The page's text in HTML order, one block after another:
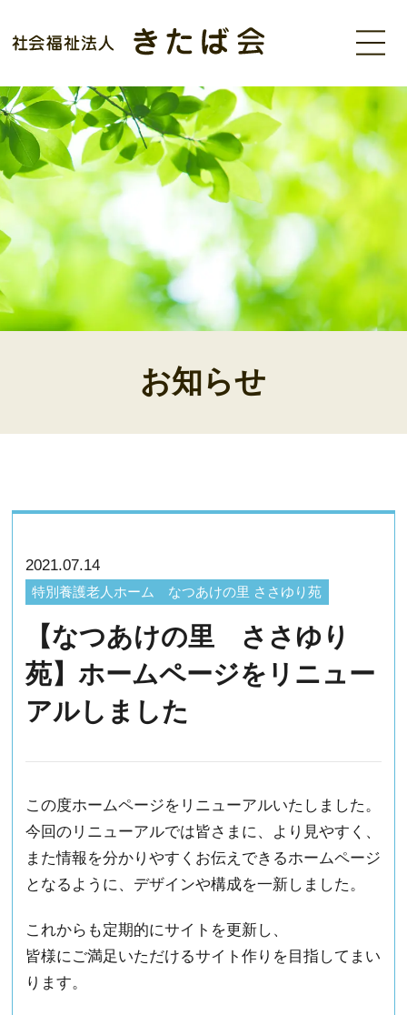
MENU
お知らせ
2021.07.14
特別養護老人ホーム なつあけの里 ささゆり苑
【なつあけの里 ささゆり
苑】ホームページをリニュー
アルしました
この度ホームページをリニューアルいたしました。
今回のリニューアルでは皆さまに、より見やすく、
また情報を分かりやすくお伝えできるホームページ
となるように、デザインや構成を一新しました。
これからも定期的にサイトを更新し、
皆様にご満足いただけるサイト作りを目指してまい
ります。